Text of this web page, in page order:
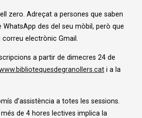
zero. Adreçat a persones que saben
WhatsApp des del seu mòbil, però que
electrònic Gmail.
a partir de dimecres 24 de
i a la
d’assistència a totes les sessions.
de 4 hores lectives implica la